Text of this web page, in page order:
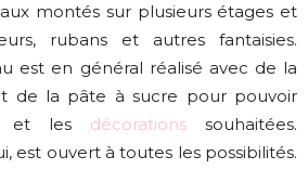
montés sur plusieurs étages et
rubans et autres fantaisies.
est en général réalisé avec de la
de la pâte à sucre pour pouvoir
et les décorations souhaitées.
est ouvert à toutes les possibilités.